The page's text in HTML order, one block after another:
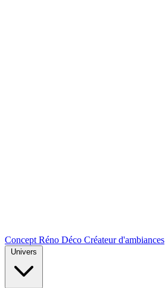
Concept Réno Déco Créateur d'ambiances